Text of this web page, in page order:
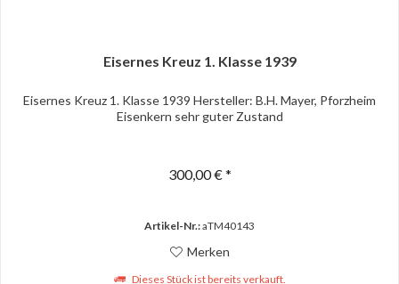
Eisernes Kreuz 1. Klasse 1939
Eisernes Kreuz 1. Klasse 1939 Hersteller: B.H. Mayer, Pforzheim
Eisenkern sehr guter Zustand
300,00 € *
Artikel-Nr.:aTM40143
Merken
Dieses Stück ist bereits verkauft.